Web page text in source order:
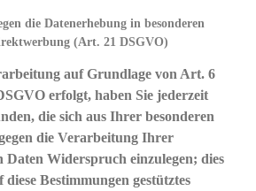
die Datenerhebung in besonderen
(Art. 21 DSGVO)
auf Grundlage von Art. 6
erfolgt, haben Sie jederzeit
die sich aus Ihrer besonderen
die Verarbeitung Ihrer
Daten Widerspruch einzulegen; dies
Bestimmungen gestütztes